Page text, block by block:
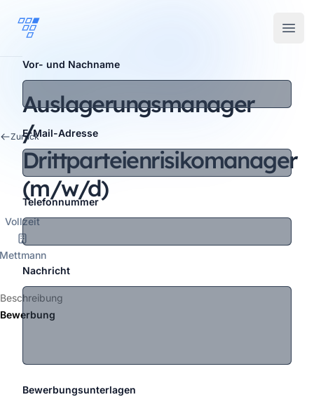
ARTEMEON
Zurück
Beschreibung
Bewerbung
Auslagerungsmanager
/
Drittparteienrisikomanager
(m/w/d)
Vollzeit
Vor- und Nachname
E-Mail-Adresse
Telefonnummer
Nachricht
Bewerbungsunterlagen